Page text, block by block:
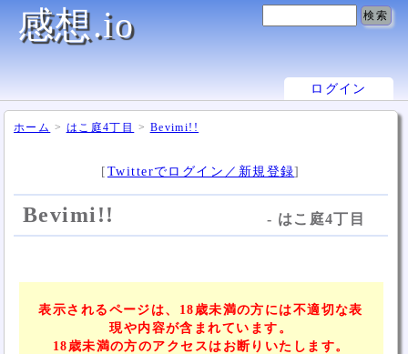
感想.io
ログイン
ホーム > はこ庭4丁目 > Bevimi!!
[Twitterでログイン／新規登録]
Bevimi!! - はこ庭4丁目
表示されるページは、18歳未満の方には不適切な表
現や内容が含まれています。
18歳未満の方のアクセスはお断りいたします。